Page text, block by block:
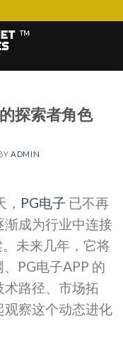
探索者角色
ADMIN
PG电子 已不再
渐成为行业中连接
未来几年，它将
PG电子APP 的
路径、市场拓
观察这个动态进化